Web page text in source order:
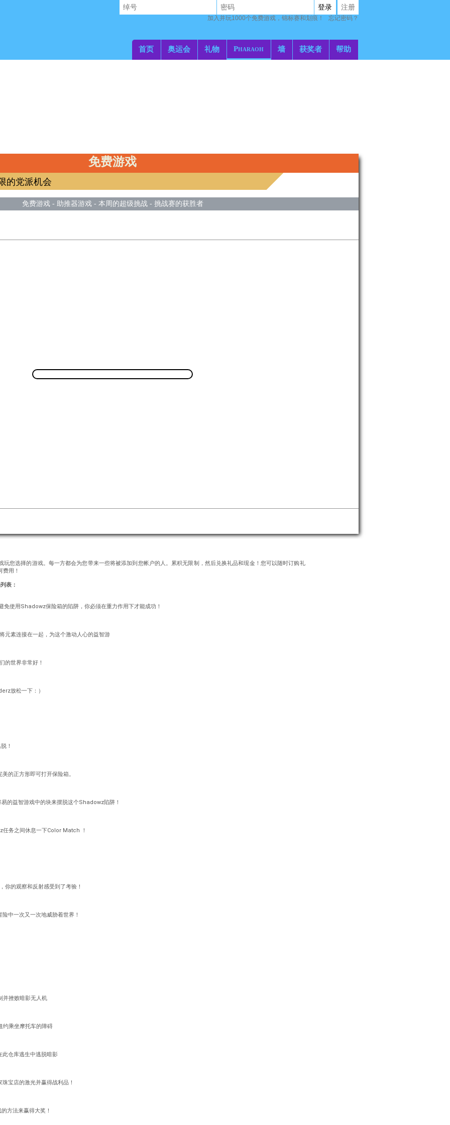
首页 奥运会 礼物 Pharaoh 墙 获奖者 帮助
登录 注册
加入并玩1000个免费游戏，锦标赛和划痕！ 忘记密码？
免费游戏
的党派机会
免费游戏- 助推器游戏- 本周的超级挑战- 挑战赛的获胜者
玩您选择的游戏。每一方都会为您带来一些将被添加到您帐户的人。累积无限制，然后兑换礼品和现金！您可以随时订购礼
用！
表：
使用Shadowz保险箱的陷阱，你必须在重力作用下才能成功！
元素连接在一起，为这个激动人心的益智游
的世界非常好！
放松一下：）
！
的正方形即可打开保险箱。
的益智游戏中的块来摆脱这个Shadowz陷阱！
务之间休息一下Color Match ！
的观察和反射感受到了考验！
中一次又一次地威胁着世界！
并挫败暗影无人机
约乘坐摩托车的障碍
仓库逃生中逃脱暗影
宝店的激光并赢得战利品！
方法来赢得大奖！